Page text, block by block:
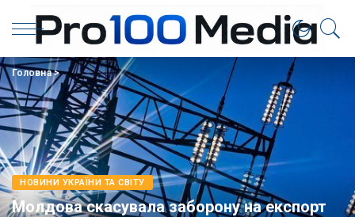
Головна>
НОВИНИ УКРАЇНИ ТА СВІТУ
Молдова скасувала заборону на експорт